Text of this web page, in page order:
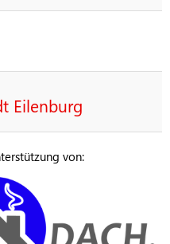
Eilenburg
von: